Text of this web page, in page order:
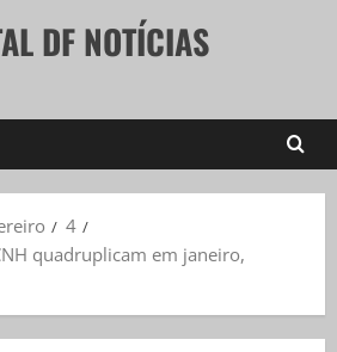
DF NOTÍCIAS
4
quadruplicam em janeiro,